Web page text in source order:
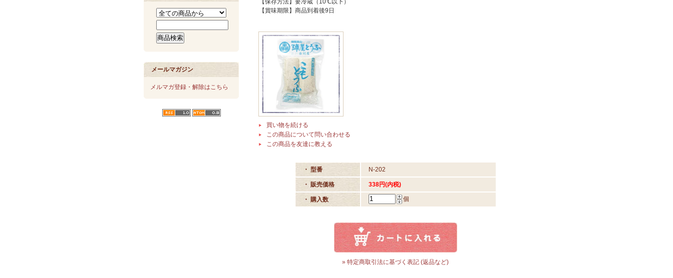
メールマガジン
メルマガ登録・解除はこちら
【保存方法】要冷蔵（10℃以下）
【賞味期限】商品到着後9日
買い物を続ける
この商品について問い合わせる
この商品を友達に教える
・ 型番 N-202
・ 販売価格 338円(内税)
・ 購入数 個
» 特定商取引法に基づく表記 (返品など)